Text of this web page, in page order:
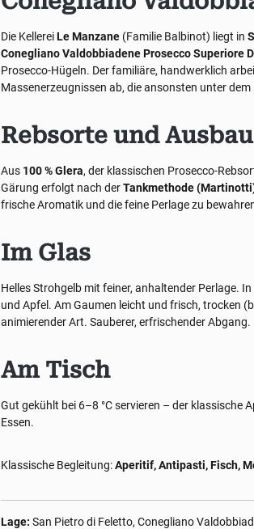
Die KellereiLe Manzane (Familie Balbinot) liegt in
Conegliano Valdobbiadene Prosecco Superiore
Prosecco-Hügeln. Der familiäre, handwerklich
Massenerzeugnissen ab, die ansonsten unter
Rebsorte und Ausbau
Aus 100 % Glera, der klassischen Prosecco-
Gärung erfolgt nach derTankmethode
frische Aromatik und die feine Perlage zu
Im Glas
Helles Strohgelb mit feiner, anhaltender Perlage.
und Apfel. Am Gaumen leicht und frisch, trocken
animierender Art. Sauberer, erfrischender Abgang.
Am Tisch
Gut gekühlt bei 6–8 °C servieren – der klassische
Essen.
Klassische Begleitung:Aperitif, Antipasti, Fisch,
Lage: San Pietro di Feletto, Conegliano